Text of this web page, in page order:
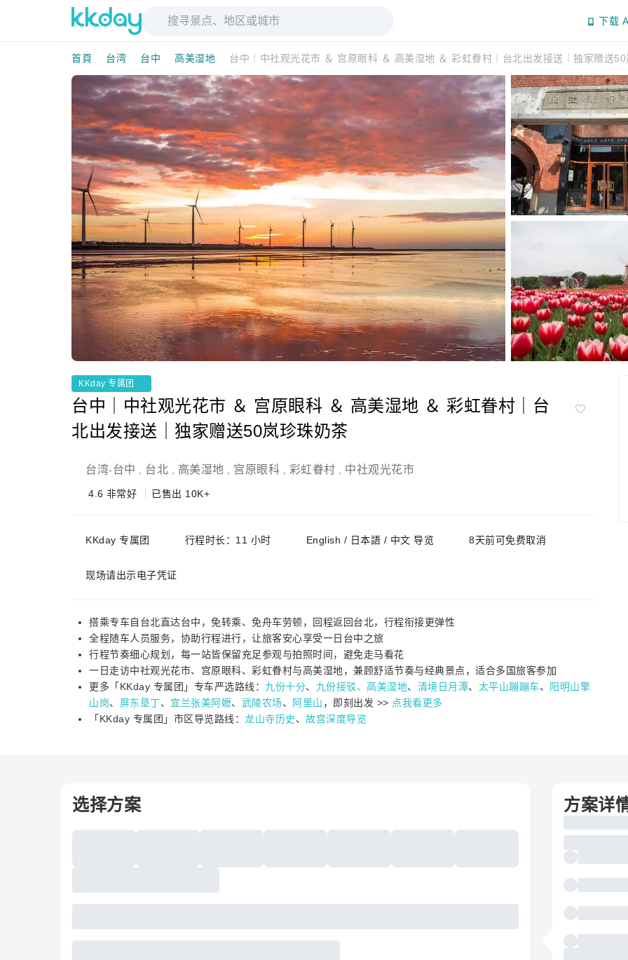
下载
首頁 台湾 台中 高美湿地 台中｜中社观光花市 ＆ 宫原眼科 ＆ 高美湿地 ＆ 彩虹眷村｜台北出发接送｜独家赠送
KKday 专属团
台中｜中社观光花市 ＆ 宫原眼科 ＆ 高美湿地 ＆ 彩虹眷村｜台
北出发接送｜独家赠送50岚珍珠奶茶
台湾-台中 台北 高美湿地 宫原眼科 彩虹眷村 中社观光花市
4.6 非常好 已售出 10K+
KKday 专属团 行程时长：11 小时 English / 日本語 / 中文 导览 8天前可免费取消
现场请出示电子凭证
搭乘专车自台北直达台中，免转乘、免舟车劳顿，回程返回台北，行程衔接更弹性
全程随车人员服务，协助行程进行，让旅客安心享受一日台中之旅
行程节奏细心规划，每一站皆保留充足参观与拍照时间，避免走马看花
一日走访中社观光花市、宫原眼科、彩虹眷村与高美湿地，兼顾舒适节奏与经典景点，适合多国旅客参加
更多「KKday 专属团」专车严选路线： 九份十分、 九份接驳、 高美湿地、 清境日月潭、 太平山蹦蹦车、
阳明山擎
山岗、 屏东垦丁、 宜兰张美阿嬷、 武陵农场、 阿里山 ，即刻出发 >> 点我看更多
「KKday 专属团」市区导览路线： 龙山寺历史、 故宫深度导览
选择方案 方案详